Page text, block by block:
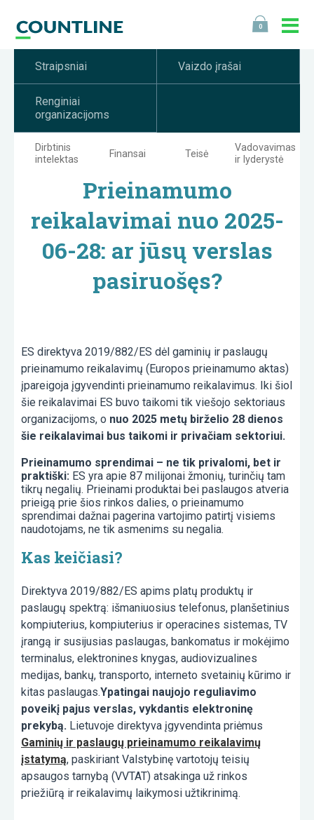
0
Straipsniai Vaizdo įrašai
Renginiai
organizacijoms
Dirbtinis
intelektas
Finansai Teisė
Vadovavimas
ir lyderystė
Prieinamumo
reikalavimai nuo 2025-
06-28: ar jūsų verslas
pasiruošęs?
ES direktyva 2019/882/ES dėl gaminių ir paslaugų
prieinamumo reikalavimų (Europos prieinamumo aktas)
įpareigoja įgyvendinti prieinamumo reikalavimus. Iki šiol
šie reikalavimai ES buvo taikomi tik viešojo sektoriaus
organizacijoms, o nuo 2025 metų birželio 28 dienos
šie reikalavimai bus taikomi ir privačiam sektoriui.
Prieinamumo sprendimai – ne tik privalomi, bet ir
praktiški: ES yra apie 87 milijonai žmonių, turinčių tam
tikrų negalių. Prieinami produktai bei paslaugos atveria
prieigą prie šios rinkos dalies, o prieinamumo
sprendimai dažnai pagerina vartojimo patirtį visiems
naudotojams, ne tik asmenims su negalia.
Kas keičiasi?
Direktyva 2019/882/ES apims platų produktų ir
paslaugų spektrą: išmaniuosius telefonus, planšetinius
kompiuterius, kompiuterius ir operacines sistemas, TV
įrangą ir susijusias paslaugas, bankomatus ir mokėjimo
terminalus, elektronines knygas, audiovizualines
medijas, bankų, transporto, interneto svetainių kūrimo ir
kitas paslaugas.Ypatingai naujojo reguliavimo
poveikį pajus verslas, vykdantis elektroninę
prekybą. Lietuvoje direktyva įgyvendinta priėmus
Gaminių ir paslaugų prieinamumo reikalavimų
įstatymą, paskiriant Valstybinę vartotojų teisių
apsaugos tarnybą (VVTAT) atsakinga už rinkos
priežiūrą ir reikalavimų laikymosi užtikrinimą.